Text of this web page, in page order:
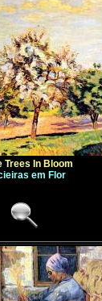
Trees In Bloom
em Flor